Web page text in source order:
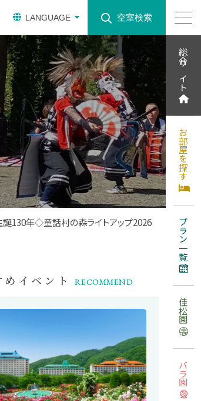
総合サイト
お部屋を探す
プラン一覧
佳松園
バラ園
LANGUAGE 空室検索
130年◇童話村の森ライトアップ2026
イベント RECOMMEND